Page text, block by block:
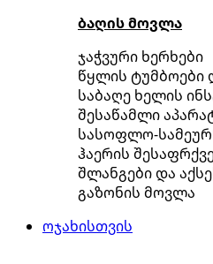
ბაღის მოვლა
ჯაჭვური ხერხები
წყლის ტუმბოები
საბაღე ხელის
შესაწამლი
სასოფლო-
ჰაერის
შლანგები და
გაზონის მოვლა
ოჯახისთვის